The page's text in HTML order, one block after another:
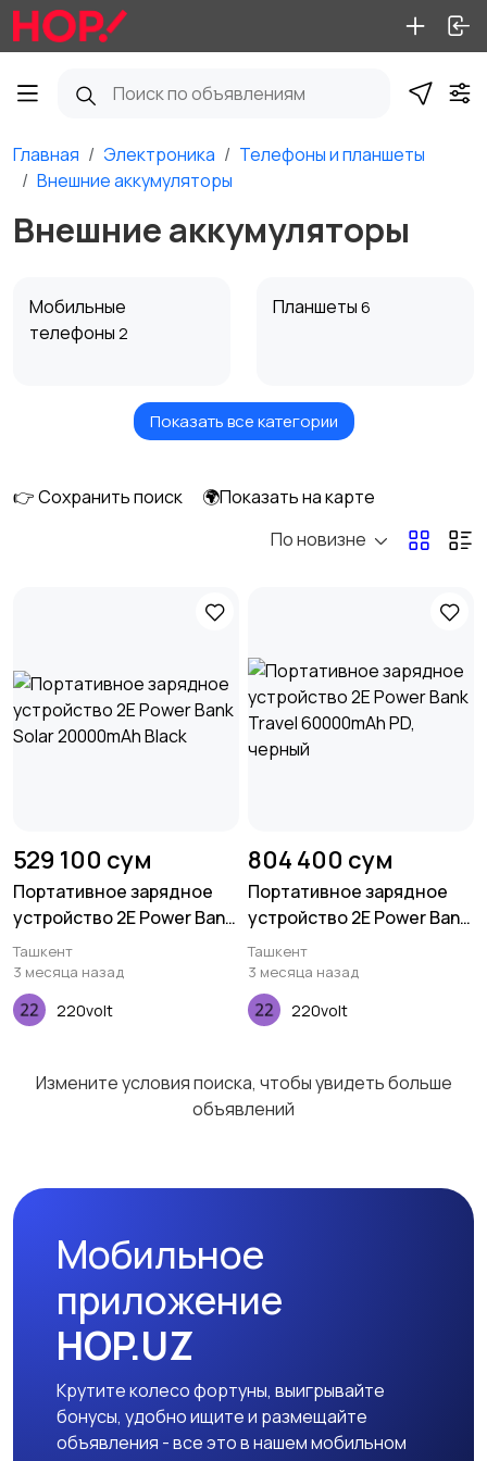
Главная Электроника
Телефоны и планшеты
Внешние аккумуляторы
Внешние аккумуляторы
Мобильные
телефоны 2
Планшеты 6
Прочие телефоны
СИМ-карты, тарифы,
Рации и спутниковые
телефоны
Запчасти
Чехлы Аксессуары
Показать все категории
👉 Сохранить поиск
🌍Показать на карте
По новизне
529 100 сум
Портативное зарядное
устройство 2E Power Bank
Solar 20000mAh Black
Ташкент
3 месяца назад
220volt
804 400 сум
Портативное зарядное
устройство 2E Power Bank
Travel 60000mAh PD,
черный
Ташкент
3 месяца назад
220volt
Измените условия поиска, чтобы увидеть больше
объявлений
Мобильное
приложение
HOP.UZ
Крутите колесо фортуны, выигрывайте
бонусы, удобно ищите и размещайте
объявления - все это в нашем мобильном